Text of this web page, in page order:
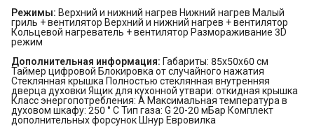
Режимы: Верхний и нижний нагрев Нижний нагрев Малый
гриль + вентилятор Верхний и нижний нагрев + вентилятор
Кольцевой нагреватель + вентилятор Размораживание 3D
режим
Дополнительная информация: Габариты: 85х50х60 см
Таймер цифровой Блокировка от случайного нажатия
Стеклянная крышка Полностью стеклянная внутренняя
дверца духовки Ящик для кухонной утвари: откидная крышка
Класс энергопотребления: А Максимальная температура в
духовом шкафу: 250 ° С Тип газа: G 20-20 мБар Комплект
дополнительных форсунок Шнур Евровилка